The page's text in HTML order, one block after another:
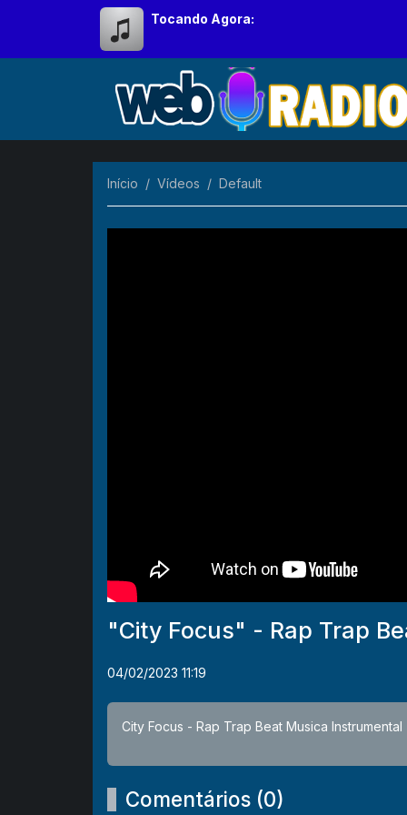
Tocando Agora:
Início Vídeos Default
"City Focus" - Rap Trap
04/02/2023 11:19
City Focus - Rap Trap Beat Musica Instrumental
Comentários (0)